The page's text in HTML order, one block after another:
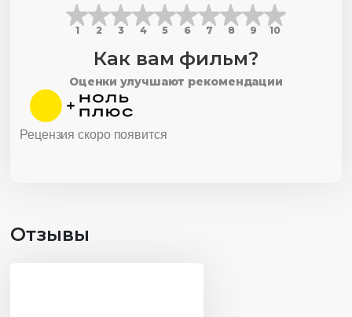
1 2 3 4 5 6 7 8 9 10
Как вам фильм?
Оценки улучшают рекомендации
Рецензия скоро появится
Отзывы